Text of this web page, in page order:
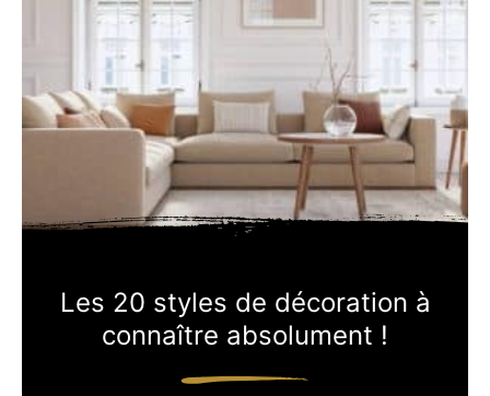
Les 20 styles de décoration à
connaître absolument !